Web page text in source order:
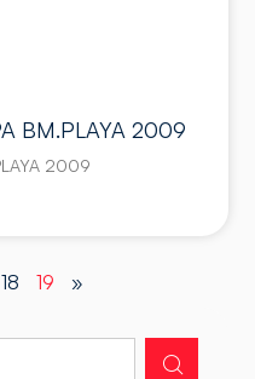
BM.PLAYA 2009
2009
18 19 »